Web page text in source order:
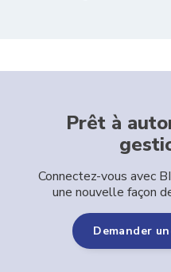
Prêt à
Connectez-vous avec
une nouvelle façon
Demander